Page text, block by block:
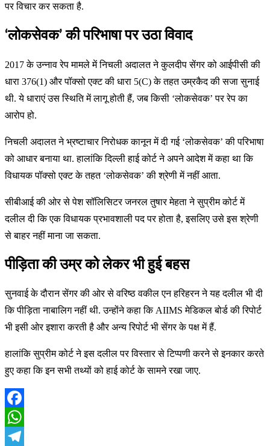
पर विचार कर सकता है.
‘लोकसेवक’ की परिभाषा पर उठा विवाद
2017 के उन्नाव रेप मामले में निचली अदालत ने कुलदीप सेंगर को आईपीसी की
धारा 376(1) और पॉक्सो एक्ट की धारा 5(C) के तहत उम्रकैद की सजा सुनाई
थी. ये धाराएं उस स्थिति में लागू होती हैं, जब किसी ‘लोकसेवक’ पर रेप का
आरोप हो.
निचली अदालत ने भ्रष्टाचार निरोधक कानून में दी गई ‘लोकसेवक’ की परिभाषा
को आधार बनाया था. हालांकि दिल्ली हाई कोर्ट ने अपने आदेश में कहा था कि
विधायक पॉक्सो एक्ट के तहत ‘लोकसेवक’ की श्रेणी में नहीं आता.
सीबीआई की ओर से पेश सॉलिसिटर जनरल तुषार मेहता ने सुप्रीम कोर्ट में
दलील दी कि एक विधायक प्रभावशाली पद पर होता है, इसलिए उसे इस श्रेणी
से बाहर नहीं माना जा सकता.
पीड़िता की उम्र को लेकर भी हुई बहस
सुनवाई के दौरान सेंगर की ओर से वरिष्ठ वकील एन हरिहरन ने यह दलील भी दी
कि पीड़िता नाबालिग नहीं थी. उन्होंने कहा कि AIIMS मेडिकल बोर्ड की रिपोर्ट
भी इसी ओर इशारा करती है और अन्य रिपोर्ट भी सेंगर के पक्ष में हैं.
हालांकि सुप्रीम कोर्ट ने इस दलील पर विस्तार से टिप्पणी करने से इनकार करते
हुए कहा कि इन सभी तथ्यों को हाई कोर्ट के सामने रखा जाए.
Facebook
WhatsApp